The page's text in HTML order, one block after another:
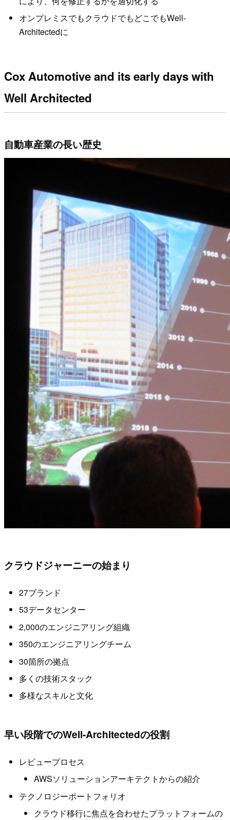
オンプレミスでもクラウドでもどこでもWell-
Architectedに
Cox Automotive and its early days with
Well Architected
自動車産業の長い歴史
クラウドジャーニーの始まり
27ブランド
53データセンター
2,000のエンジニアリング組織
350のエンジニアリングチーム
30箇所の拠点
多くの技術スタック
多様なスキルと文化
早い段階でのWell-Architectedの役割
レビュープロセス
AWSソリューションアーキテクトからの紹介
テクノロジーポートフォリオ
クラウド移行に焦点を合わせたプラットフォームの